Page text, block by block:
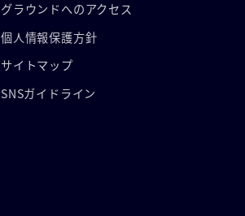
グラウンドへのアクセス
個人情報保護方針
サイトマップ
SNSガイドライン